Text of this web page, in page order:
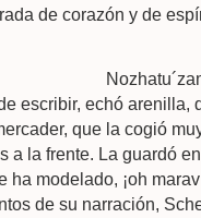
de corazón y de
escribir, echó arenilla,
que la cogió
a la frente. La guardó
ha modelado, ¡oh
de su narración,